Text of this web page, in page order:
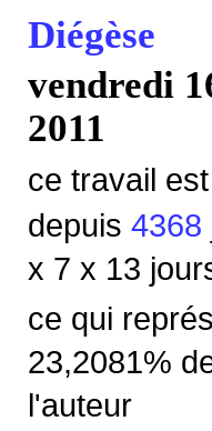
Diégèse
vendredi
2011
ce travail
depuis 4368
x 7 x 13
ce qui
23,2081%
l'auteur